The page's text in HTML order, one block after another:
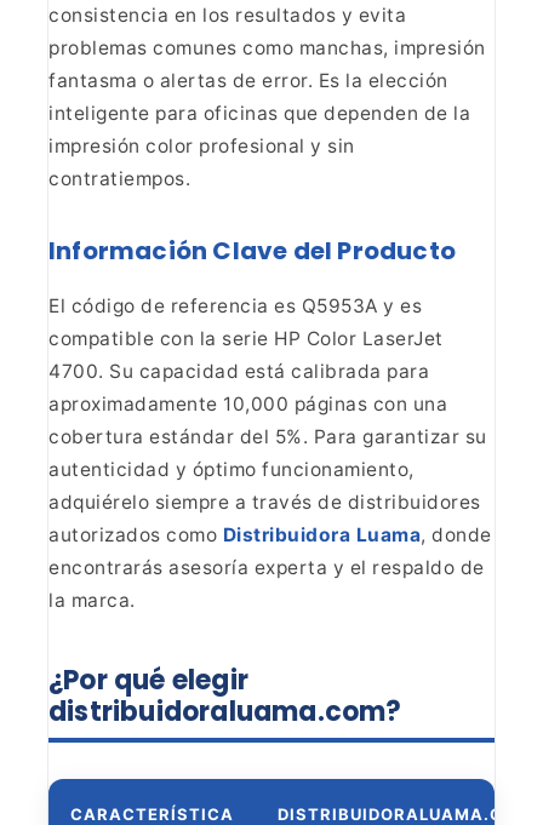
consistencia en los resultados y evita
problemas comunes como manchas, impresión
fantasma o alertas de error. Es la elección
inteligente para oficinas que dependen de la
impresión color profesional y sin
contratiempos.
Información Clave del Producto
El código de referencia es Q5953A y es
compatible con la serie HP Color LaserJet
4700. Su capacidad está calibrada para
aproximadamente 10,000 páginas con una
cobertura estándar del 5%. Para garantizar su
autenticidad y óptimo funcionamiento,
adquiérelo siempre a través de distribuidores
autorizados como Distribuidora Luama, donde
encontrarás asesoría experta y el respaldo de
la marca.
¿Por quéelegir
distribuidoraluama.com?
CARACTERÍSTICA DISTRIBUIDORALUAMA.COM